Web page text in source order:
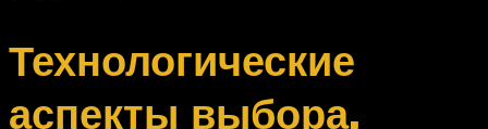
Технологические
аспекты выбора,